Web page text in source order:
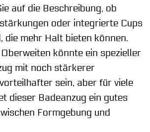
auf die Beschreibung, ob
oder integrierte Cups
die mehr Halt bieten können.
könnte ein spezieller
mit noch stärkerer
sein, aber für viele
dieser Badeanzug ein gutes
Formgebung und